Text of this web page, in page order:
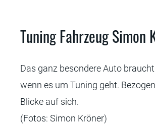
Tuning Fahrzeug Simon
Das ganz besondere Auto
wenn es um Tuning geht.
Blicke auf sich.
(Fotos: Simon Kröner)